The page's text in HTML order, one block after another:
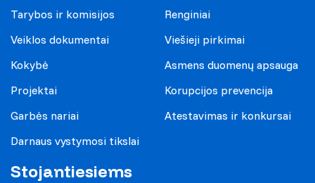
Tarybos ir komisijos
Veiklos dokumentai
Kokybė
Projektai
Garbės nariai
Darnaus vystymosi tikslai
Renginiai
Viešieji pirkimai
Asmens duomenų apsauga
Korupcijos prevencija
Atestavimas ir konkursai
Stojantiesiems